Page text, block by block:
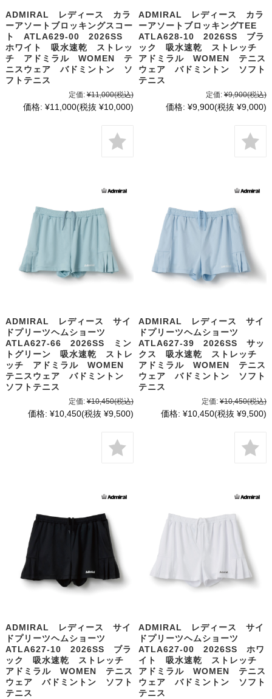
ADMIRAL レディース カラ
ーアソートブロッキングスコー
ト ATLA629-00 2026SS
ホワイト 吸水速乾 ストレッ
チ アドミラル WOMEN テ
ニスウェア バドミントン ソ
フトテニス
定価: ¥11,000(税込)
価格: ¥11,000(税抜 ¥10,000)
ADMIRAL レディース カラ
ーアソートブロッキングTEE
ATLA628-10 2026SS ブラ
ック 吸水速乾 ストレッチ
アドミラル WOMEN テニス
ウェア バドミントン ソフト
テニス
定価: ¥9,900(税込)
価格: ¥9,900(税抜 ¥9,000)
ADMIRAL レディース サイ
ドプリーツヘムショーツ
ATLA627-66 2026SS ミン
トグリーン 吸水速乾 ストレ
ッチ アドミラル WOMEN
テニスウェア バドミントン
ソフトテニス
定価: ¥10,450(税込)
価格: ¥10,450(税抜 ¥9,500)
ADMIRAL レディース サイ
ドプリーツヘムショーツ
ATLA627-39 2026SS サッ
クス 吸水速乾 ストレッチ
アドミラル WOMEN テニス
ウェア バドミントン ソフト
テニス
定価: ¥10,450(税込)
価格: ¥10,450(税抜 ¥9,500)
ADMIRAL レディース サイ
ドプリーツヘムショーツ
ATLA627-10 2026SS ブラ
ック 吸水速乾 ストレッチ
アドミラル WOMEN テニス
ウェア バドミントン ソフト
テニス
ADMIRAL レディース サイ
ドプリーツヘムショーツ
ATLA627-00 2026SS ホワ
イト 吸水速乾 ストレッチ
アドミラル WOMEN テニス
ウェア バドミントン ソフト
テニス